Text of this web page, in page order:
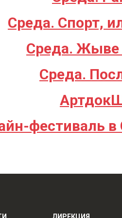
Среда. Спорт,
Среда. Жыве
Среда.
фестиваль в